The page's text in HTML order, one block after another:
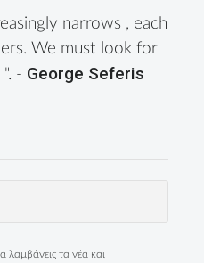
narrows , each
We must look for
- George Seferis
τα νέα και